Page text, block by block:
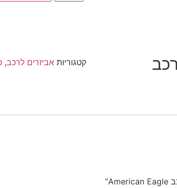
לרכב
קטגוריות אביזרים לרכב,